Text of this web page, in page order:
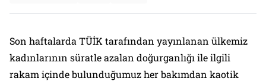
Son haftalarda TÜİK tarafından yayınlanan ülkemiz
kadınlarının süratle azalan doğurganlığı ile ilgili
rakam içinde bulunduğumuz her bakımdan kaotik